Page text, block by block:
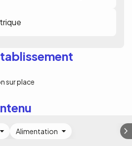
sur place
Alimentation